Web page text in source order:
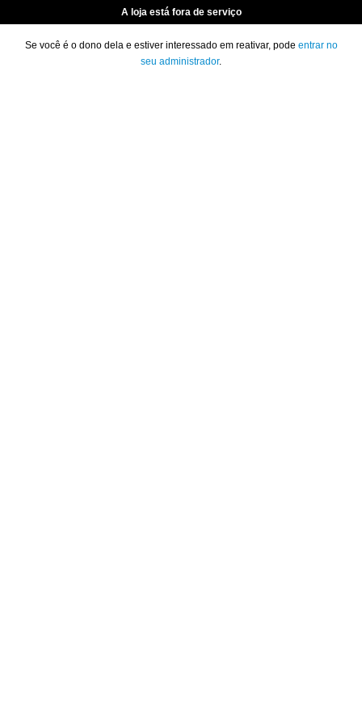
A loja está fora de serviço
Se você é o dono dela e estiver interessado em reativar, pode entrar no
seu administrador.